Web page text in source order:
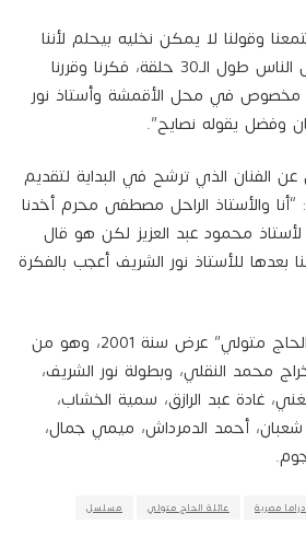
وقولنا لا يمكن نخليه بيحلم لأننا
كده هنكون بنضحك على الناس طول الـ30 حلقة، فكرنا وقررنا
مخصوص في محل الأقمشة وأستاذ نور
يقوله نصايح”.
الفنان الذي ترشح في البداية لتقديم
والأستاذ الراحل مصطفى محرم أخدنا
محمود عبد العزيز لكن هو قال
بعدها للأستاذ نور الشريف أعجب بالفكرة
يذكر أن مسلسل “عائلة الحاج متولي” عرض سنة 2001، وهو من
محمد النقلي، وبطولة نور الشريف،
غادة عبد الرازق، سمية الخشاب،
أحمد الدمرداش، ميمي جمال،
دراما مصرية عائلة الحاج متولي مسلسل